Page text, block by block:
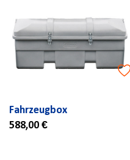
Fahrzeugbox
588,00 €